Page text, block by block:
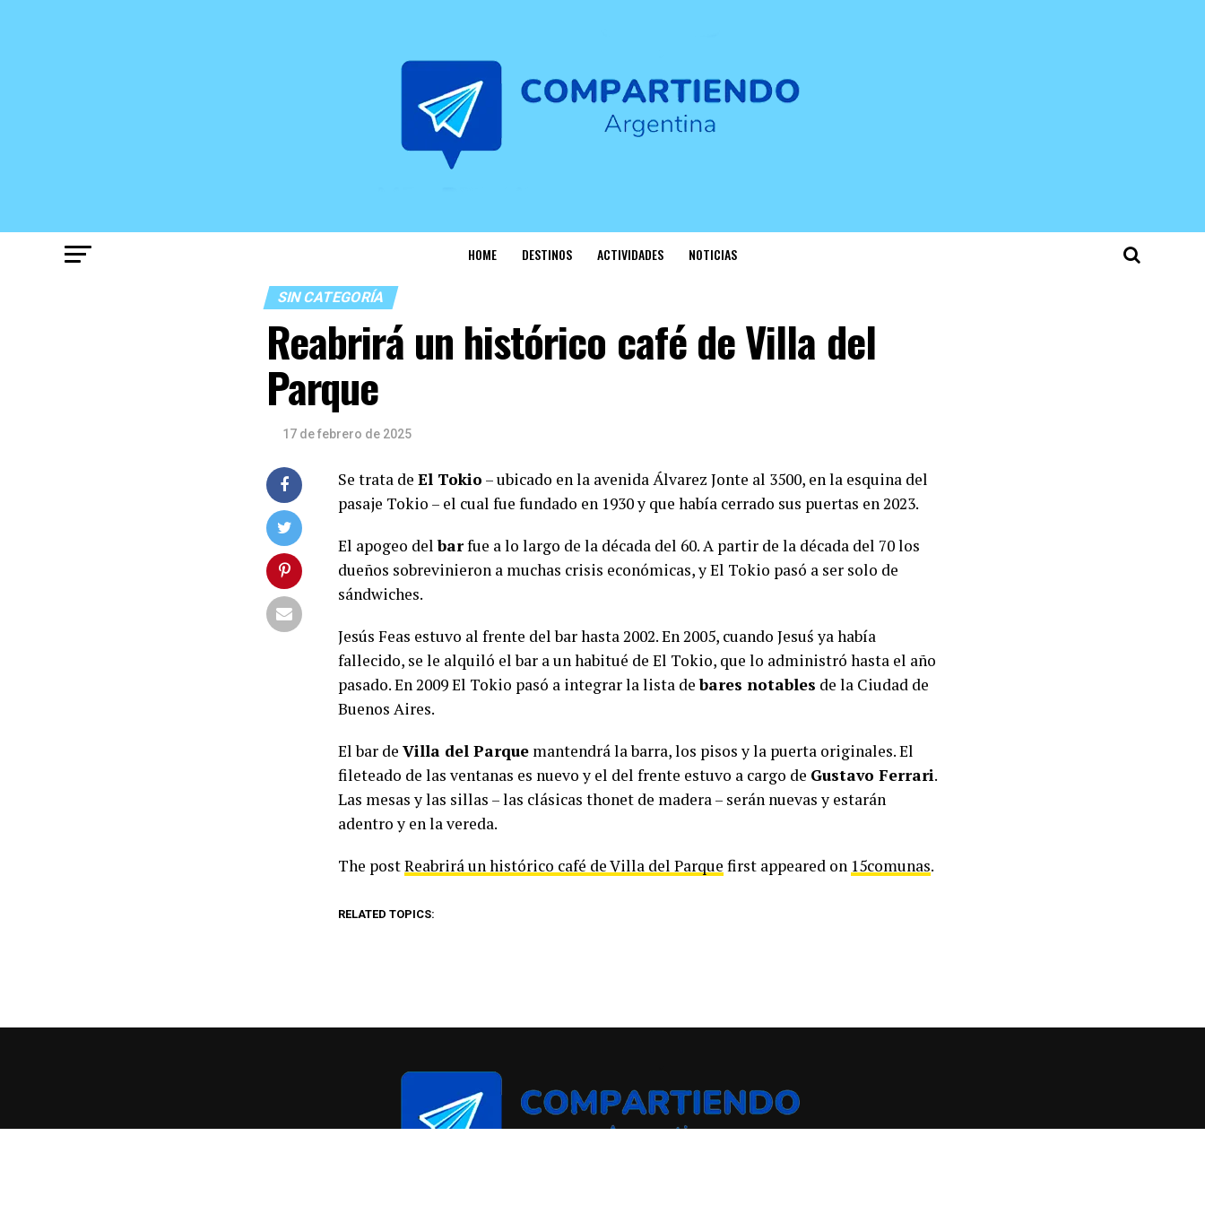
HOME DESTINOS ACTIVIDADES NOTICIAS
SIN CATEGORÍA
Reabrirá un histórico café de Villa del
Parque
17 de febrero de 2025
Se trata de El Tokio – ubicado en la avenida Álvarez Jonte al 3500, en la esquina del
pasaje Tokio – el cual fue fundado en 1930 y que había cerrado sus puertas en 2023.
El apogeo delbarfue a lo largo de la década del 60. A partir de la década del 70 los
dueños sobrevinieron a muchas crisis económicas, y El Tokio pasó a ser solo de
sándwiches.
Jesús Feas estuvo al frente del bar hasta 2002. En 2005, cuando Jesuś ya había
fallecido, se le alquiló el bar a un habitué de El Tokio, que lo administró hasta el año
pasado. En 2009 El Tokio pasó a integrar la lista debares notables de la Ciudad de
Buenos Aires.
El bar de Villa del Parque mantendrá la barra, los pisos y la puerta originales. El
fileteado de las ventanas es nuevo y el del frente estuvo a cargo de Gustavo Ferrari.
Las mesas y las sillas – las clásicas thonet de madera – serán nuevas y estarán
adentro y en la vereda.
The postReabrirá un histórico café de Villa del Parque first appeared on 15comunas.
RELATED TOPICS: